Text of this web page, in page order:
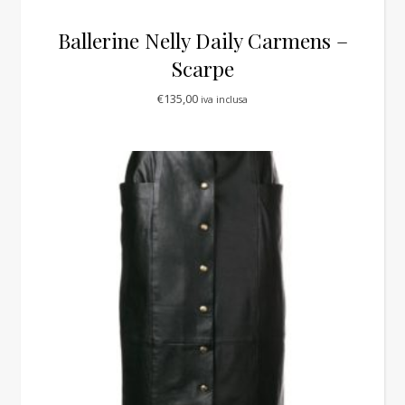
Ballerine Nelly Daily Carmens –
Scarpe
€135,00 iva inclusa